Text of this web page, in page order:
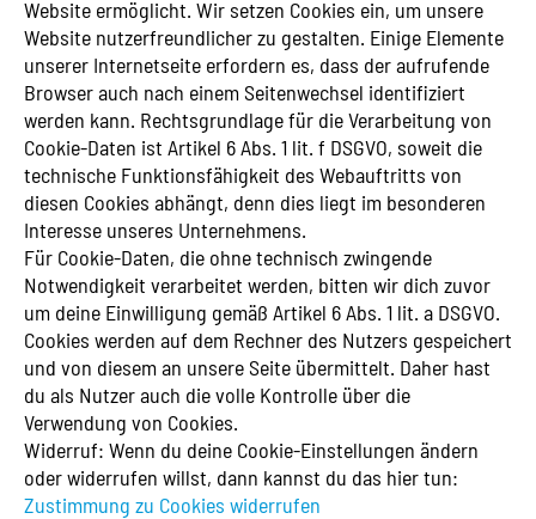
Website ermöglicht. Wir setzen Cookies ein, um unsere
Website nutzerfreundlicher zu gestalten. Einige Elemente
unserer Internetseite erfordern es, dass der aufrufende
Browser auch nach einem Seitenwechsel identifiziert
werden kann. Rechtsgrundlage für die Verarbeitung von
Cookie-Daten ist Artikel 6 Abs. 1 lit. f DSGVO, soweit die
technische Funktionsfähigkeit des Webauftritts von
diesen Cookies abhängt, denn dies liegt im besonderen
Interesse unseres Unternehmens.
Für Cookie-Daten, die ohne technisch zwingende
Notwendigkeit verarbeitet werden, bitten wir dich zuvor
um deine Einwilligung gemäß Artikel 6 Abs. 1 lit. a DSGVO.
Cookies werden auf dem Rechner des Nutzers gespeichert
und von diesem an unsere Seite übermittelt. Daher hast
du als Nutzer auch die volle Kontrolle über die
Verwendung von Cookies.
Widerruf: Wenn du deine Cookie-Einstellungen ändern
oder widerrufen willst, dann kannst du das hier tun:
Zustimmung zu Cookies widerrufen